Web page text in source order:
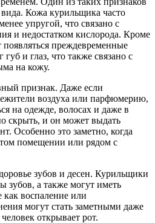
Кожа курильщика часто
упругой, что связано с
и недостатком кислорода. Кроме
преждевременные
и глаз, что также связано с
на кожу.
признак. Даже если
воздуха или парфюмерию,
на одежде, волосах и даже в
скрыть, и он может выдать
Особенно это заметно, когда
помещении или рядом с
зубов и десен. Курильщики
зубов, а также могут иметь
воспаление или
могут стать заметными даже
открывает рот.